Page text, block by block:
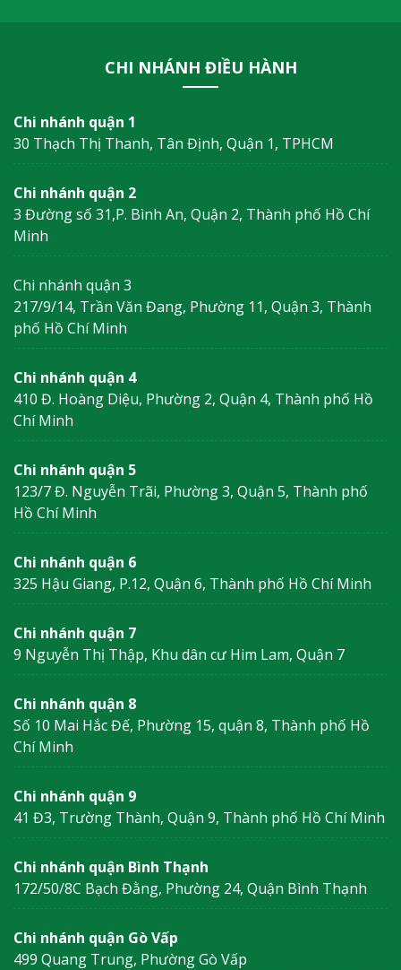
CHI NHÁNH ĐIỀU HÀNH
Chi nhánh quận 1
30 Thạch Thị Thanh, Tân Định, Quận 1, TPHCM
Chi nhánh quận 2
3 Đường số 31,P. Bình An, Quận 2, Thành phố Hồ Chí
Minh
Chi nhánh quận 3
217/9/14, Trần Văn Đang, Phường 11, Quận 3, Thành
phố Hồ Chí Minh
Chi nhánh quận 4
410 Đ. Hoàng Diệu, Phường 2, Quận 4, Thành phố Hồ
Chí Minh
Chi nhánh quận 5
123/7 Đ. Nguyễn Trãi, Phường 3, Quận 5, Thành phố
Hồ Chí Minh
Chi nhánh quận 6
325 Hậu Giang, P.12, Quận 6, Thành phố Hồ Chí Minh
Chi nhánh quận 7
9 Nguyễn Thị Thập, Khu dân cư Him Lam, Quận 7
Chi nhánh quận 8
Số 10 Mai Hắc Đế, Phường 15, quận 8, Thành phố Hồ
Chí Minh
Chi nhánh quận 9
41 Đ3, Trường Thành, Quận 9, Thành phố Hồ Chí Minh
Chi nhánh quận Bình Thạnh
172/50/8C Bạch Đằng, Phường 24, Quận Bình Thạnh
Chi nhánh quận Gò Vấp
499 Quang Trung, Phường Gò Vấp